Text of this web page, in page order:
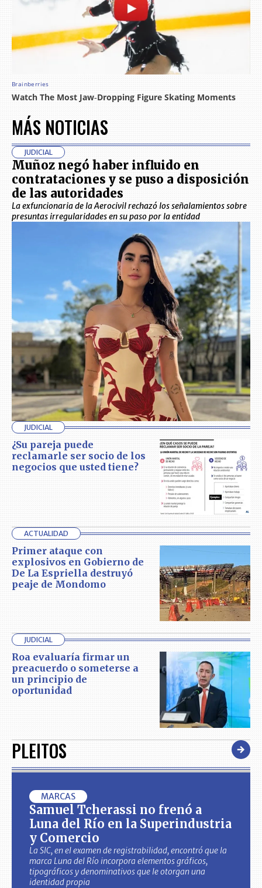
MÁS NOTICIAS
JUDICIAL
Muñoz negó haber influido en
contrataciones y se puso a disposición
de las autoridades
La exfuncionaria de la Aerocivil rechazó los señalamientos sobre
presuntas irregularidades en su paso por la entidad
JUDICIAL
¿Su pareja puede
reclamarle ser socio de los
negocios que usted tiene?
ACTUALIDAD
Primer ataque con
explosivos en Gobierno de
De La Espriella destruyó
peaje de Mondomo
JUDICIAL
Roa evaluaría firmar un
preacuerdo o someterse a
un principio de
oportunidad
PLEITOS
MARCAS
Samuel Tcherassi no frenó a
Luna del Río en la Superindustria
y Comercio
La SIC, en el examen de registrabilidad, encontró que la
marca Luna del Río incorpora elementos gráficos,
tipográficos y denominativos que le otorgan una
identidad propia